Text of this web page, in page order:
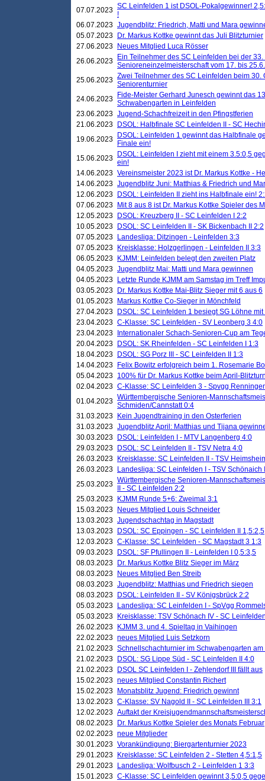
07.07.2023 SC Leinfelden 1 ist DSOL-Pokalgewinner!
!
06.07.2023 Jugendblitz: Friedrich, Matti und Mara
05.07.2023
Dr. Markus Kottke gewinnt das Juli Blitzturnier
27.06.2023
Neues Mitglied Luca Rösser
26.06.2023
Ein Teilnehmer des SC Leinfelden bei der
Senioreneinzelmeisterschaft vom 17. bis
25.06.2023 Zwei Teilnehmer des SC Leinfelden beim
Seniorenturnier
24.06.2023
Fide-Meister Gerhard Junesch gewinnt das
Schwabengarten in Leinfelden
23.06.2023 Jugend-Schachfreizeit in den Pfingstferien
21.06.2023
DSOL: Halbfinale SC Leinfelden II - SC
19.06.2023
DSOL: Leinfelden 1 gewinnt das Halbfinale
Finale ein!
15.06.2023
DSOL: Leinfelden I zieht mit einem 3.5:0,5
ein!
14.06.2023 Vereinsmeister 2023 ist Dr. Markus Kottke -
14.06.2023 Jugendblitz Juni: Matthias & Friedrich und
12.06.2023
DSOL: Leinfelden II zieht ins Halbfinale ein!
07.06.2023
Mit 8 aus 8 ist Dr. Markus Kottke Spieler des
12.05.2023
DSOL: Kreuzberg II - SC Leinfelden I 2:2
10.05.2023
DSOL: SC Leinfelden II - SK Bickenbach II 2:2
07.05.2023
Landesliga: Ditzingen - Leinfelden 3:3
07.05.2023
Kreisklasse: Holzgerlingen - Leinfelden II 3:3
06.05.2023
KJMM: Leinfelden belegt den zweiten Platz
04.05.2023 Jugendblitz Mai: Matti und Mara gewinnen
04.05.2023
Letzte Runde KJMM am Samstag im Treff
03.05.2023
Dr. Markus Kottke Mai-Blitz Sieger mit 6 aus 6
01.05.2023
Markus Kottke Co-Sieger in Mönchfeld
27.04.2023
DSOL: SC Leinfelden 1 besiegt SG Löhne mit
23.04.2023 C-Klasse: SC Leinfelden - SV Leonberg 3 4:0
23.04.2023
Internationaler Schach-Senioren-Cup am
20.04.2023
DSOL: SK Rheinfelden - SC Leinfelden I 1:3
18.04.2023
DSOL: SG Porz III - SC Leinfelden II 1:3
14.04.2023
Felix Bowitz erfolgreich beim 1. Rosemarie
05.04.2023 100% für Dr. Markus Kottke beim April-
02.04.2023 C-Klasse: SC Leinfelden 3 - Spvgg
01.04.2023 Württembergische Senioren-
Schmiden/Cannstatt 0:4
31.03.2023
Kein Jugendtraining in den Osterferien
31.03.2023 Jugendblitz April: Matthias und Tijana
30.03.2023
DSOL: Leinfelden I - MTV Langenberg 4:0
29.03.2023
DSOL: SC Leinfelden II - TSV Netra 4:0
26.03.2023
Kreisklasse: SC Leinfelden II - TSV
26.03.2023
Landesliga: SC Leinfelden I - TSV Schönaich
25.03.2023 Württembergische Senioren-
II - SC Leinfelden 2:2
25.03.2023
KJMM Runde 5+6: Zweimal 3:1
15.03.2023
Neues Mitglied Louis Schneider
13.03.2023 Jugendschachtag in Magstadt
13.03.2023
DSOL: SC Eppingen - SC Leinfelden II 1,5:2,5
12.03.2023 C-Klasse: SC Leinfelden - SC Magstadt 3 1:3
09.03.2023
DSOL: SF Pfullingen II - Leinfelden I 0,5:3,5
08.03.2023
Dr. Markus Kottke Blitz Sieger im März
08.03.2023
Neues Mitglied Ben Streib
08.03.2023 Jugendblitz: Matthias und Friedrich siegen
08.03.2023
DSOL: Leinfelden II - SV Königsbrück 2:2
05.03.2023
Landesliga: SC Leinfelden I - SpVgg
05.03.2023
Kreisklasse: TSV Schönach IV - SC
26.02.2023
KJMM 3. und 4. Spieltag in Vaihingen
22.02.2023 neues Mitglied Luis Setzkorn
21.02.2023 Schnellschachturnier im Schwabengarten
21.02.2023
DSOL: SG Lippe Süd - SC Leinfelden II 4:0
21.02.2023
DSOL SC Leinfelden I - Zehlendorf III fällt aus
15.02.2023 neues Mitglied Constantin Richert
15.02.2023
Monatsblitz Jugend: Friedrich gewinnt
13.02.2023 C-Klasse: SV Nagold II - SC Leinfelden III 3:1
12.02.2023 Auftakt der
08.02.2023
Dr. Markus Kottke Spieler des Monats Februar
02.02.2023 neue Mitglieder
30.01.2023 Vorankündigung: Biergartenturnier 2023
29.01.2023
Kreisklasse: SC Leinfelden 2 - Stetten 4,5:1,5
29.01.2023
Landesliga: Wolfbusch 2 - Leinfelden 1 3:3
15.01.2023 C-Klasse: SC Leinfelden gewinnt 3,5:0,5